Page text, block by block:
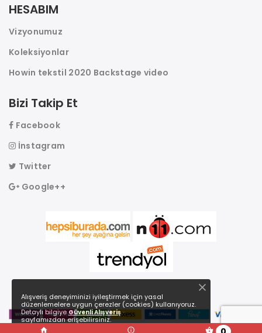
HESABIM
Vizyonumuz
Koleksiyonlar
Howin tekstil 2020 Backstage video
Bizi Takip Et
Facebook
İnstagram
Twitter
Google++
Howin Tekstil © 2026 Bütün Hakları Saklıdır. Kredi Kartı
Alışveriş deneyiminizi iyileştirmek için yasal
düzenlemelere uygun çerezler (cookies) kullanıyoruz.
Detaylı bilgiyeGüvenli Alışveriş
sayfamızdan erişebilirsiniz.